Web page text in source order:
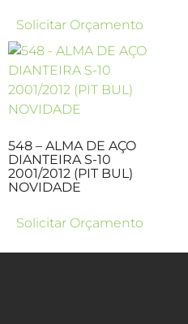
Solicitar Orçamento
548 – ALMA DE AÇO
DIANTEIRA S-10
2001/2012 (PIT BUL)
NOVIDADE
Solicitar Orçamento